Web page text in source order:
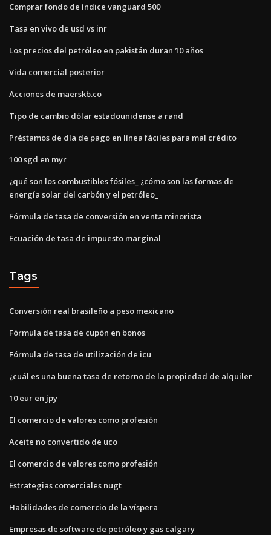
Comprar fondo de índice vanguard 500
Tasa en vivo de usd vs inr
Los precios del petróleo en pakistán duran 10 años
Vida comercial posterior
Acciones de maerskb.co
Tipo de cambio dólar estadounidense a rand
Préstamos de día de pago en línea fáciles para mal crédito
100 sgd en myr
¿qué son los combustibles fósiles_ ¿cómo son las formas de
energía solar del carbón y el petróleo_
Fórmula de tasa de conversión en venta minorista
Ecuación de tasa de impuesto marginal
Tags
Conversión real brasileño a peso mexicano
Fórmula de tasa de cupón en bonos
Fórmula de tasa de utilización de icu
¿cuál es una buena tasa de retorno de la propiedad de alquiler
10 eur en jpy
El comercio de valores como profesión
Aceite no convertido de uco
El comercio de valores como profesión
Estrategias comerciales nugt
Habilidades de comercio de la víspera
Empresas de software de petróleo y gas calgary